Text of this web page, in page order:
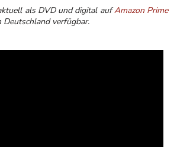
als DVD und digital aufAmazon Prime
Deutschland verfügbar.